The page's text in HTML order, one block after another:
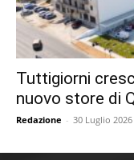
Tuttigiorni
nuovo store di
Redazione - 30 Luglio 2026